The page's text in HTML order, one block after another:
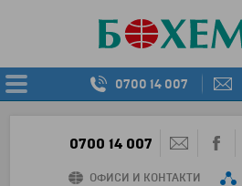
0700 14 007
0700 14 007
ОФИСИ И КОНТАКТИ